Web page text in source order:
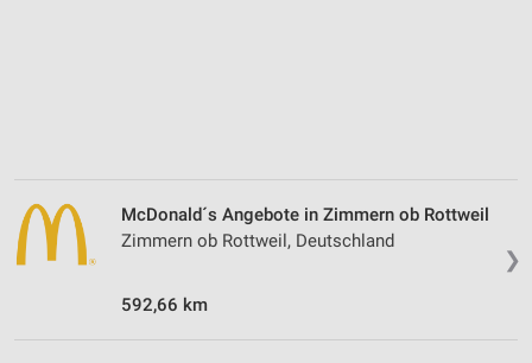
❯
McDonald´s Angebote in Zimmern ob Rottweil
Zimmern ob Rottweil, Deutschland
592,66 km